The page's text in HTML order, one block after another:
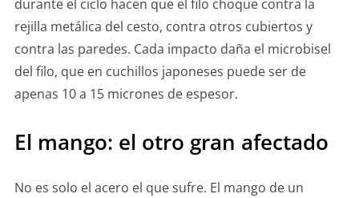
durante el ciclo hacen que el filo choque contra la
rejilla metálica del cesto, contra otros cubiertos y
contra las paredes. Cada impacto daña el microbisel
del filo, que en cuchillos japoneses puede ser de
apenas 10 a 15 micrones de espesor.
El mango: el otro gran afectado
No es solo el acero el que sufre. El mango de un